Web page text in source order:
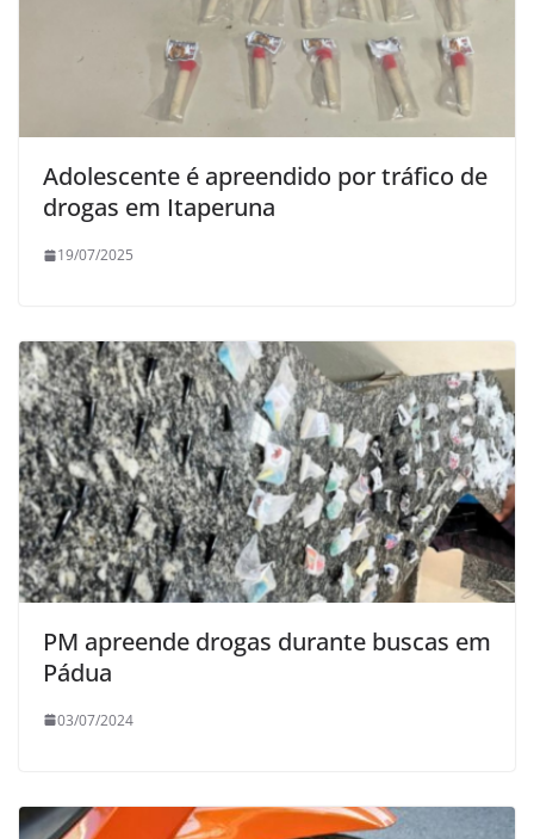
Adolescente é apreendido por tráfico de
drogas em Itaperuna
19/07/2025
PM apreende drogas durante buscas em
Pádua
03/07/2024